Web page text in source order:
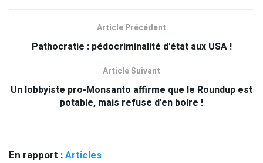
Article Précédent
Pathocratie : pédocriminalité d'état aux USA !
Article Suivant
Un lobbyiste pro-Monsanto affirme que le Roundup est
potable, mais refuse d'en boire !
En rapport :Articles